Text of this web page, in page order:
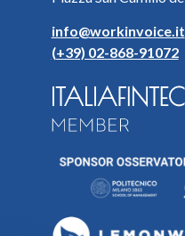
info@workinvoice.it
(+39) 02-868-91072